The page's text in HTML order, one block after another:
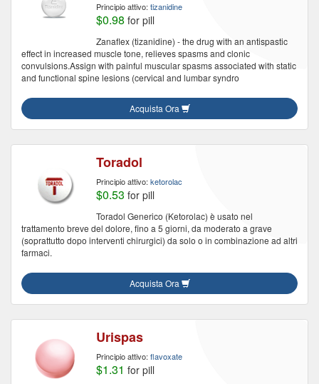
Principio attivo: tizanidine
$0.98 for pill
Zanaflex (tizanidine) - the drug with an antispastic
effect in increased muscle tone, relieves spasms and clonic
convulsions.Assign with painful muscular spasms associated with static
and functional spine lesions (cervical and lumbar syndro
Acquista Ora
Toradol
Principio attivo: ketorolac
$0.53 for pill
Toradol Generico (Ketorolac) è usato nel
trattamento breve del dolore, fino a 5 giorni, da moderato a grave
(soprattutto dopo interventi chirurgici) da solo o in combinazione ad altri
farmaci.
Acquista Ora
Urispas
Principio attivo: flavoxate
$1.31 for pill